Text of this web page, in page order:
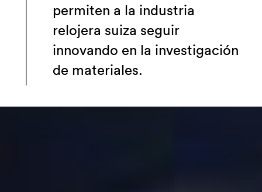
permiten a la industria
relojera suiza seguir
innovando en la investigación
de materiales.